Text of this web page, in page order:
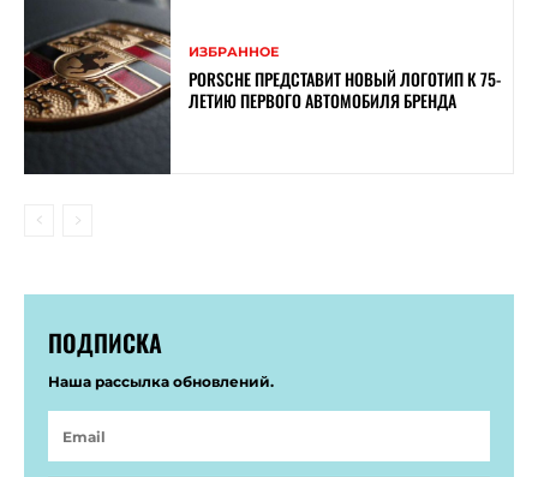
ИЗБРАННОЕ
PORSCHE ПРЕДСТАВИТ НОВЫЙ ЛОГОТИП К 75-
ЛЕТИЮ ПЕРВОГО АВТОМОБИЛЯ БРЕНДА
ПОДПИСКА
Наша рассылка обновлений.